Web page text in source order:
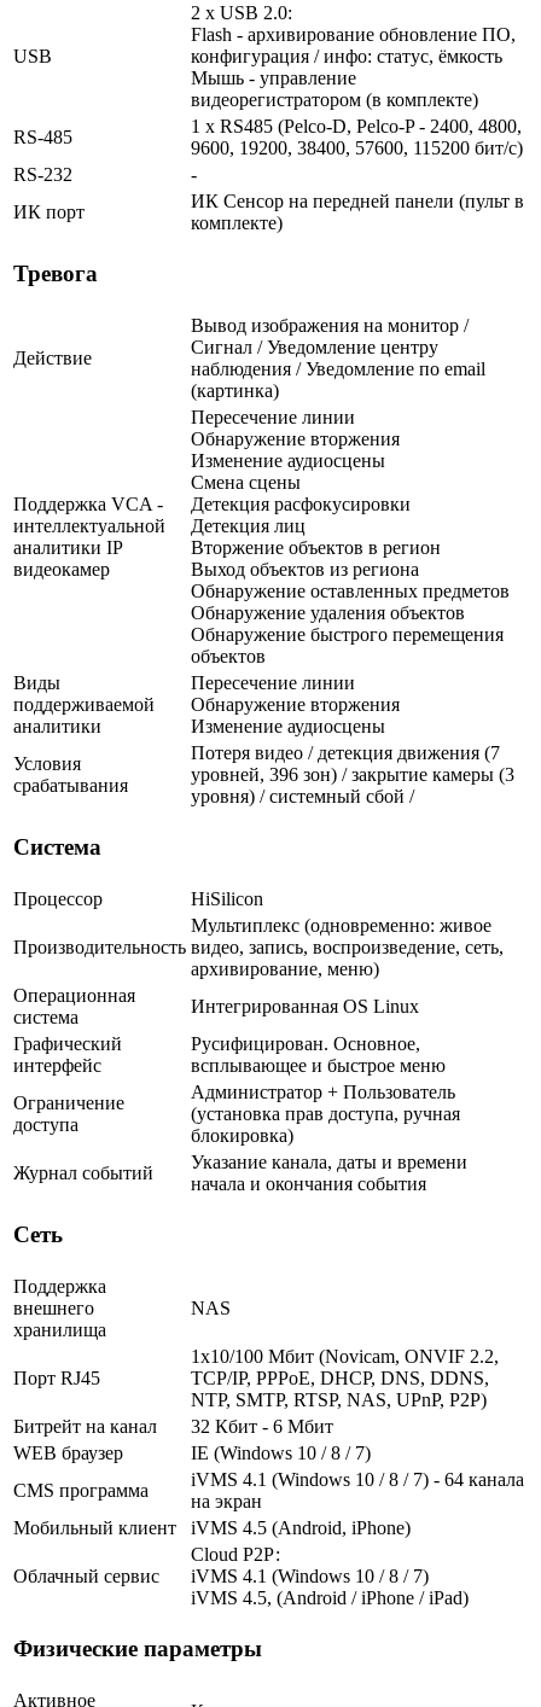
USB
2 x USB 2.0:
Flash - архивирование обновление ПО,
конфигурация / инфо: статус, ёмкость
Мышь - управление
видеорегистратором (в комплекте)
RS-485
1 x RS485 (Pelco-D, Pelco-P - 2400, 4800,
9600, 19200, 38400, 57600, 115200 бит/с)
RS-232
-
ИК порт
ИК Сенсор на передней панели (пульт в
комплекте)
Тревога
Действие
Вывод изображения на монитор /
Сигнал / Уведомление центру
наблюдения / Уведомление по email
(картинка)
Поддержка VCA -
интеллектуальной
аналитики IP
видеокамер
Пересечение линии
Обнаружение вторжения
Изменение аудиосцены
Смена сцены
Детекция расфокусировки
Детекция лиц
Вторжение объектов в регион
Выход объектов из региона
Обнаружение оставленных предметов
Обнаружение удаления объектов
Обнаружение быстрого перемещения
объектов
Виды
поддерживаемой
аналитики
Пересечение линии
Обнаружение вторжения
Изменение аудиосцены
Условия
срабатывания
Потеря видео / детекция движения (7
уровней, 396 зон) / закрытие камеры (3
уровня) / системный сбой /
Система
Процессор HiSilicon
Производительность
Мультиплекс (одновременно: живое
видео, запись, воспроизведение, сеть,
архивирование, меню)
Операционная
система
Интегрированная OS Linux
Графический
интерфейс
Русифицирован. Основное,
всплывающее и быстрое меню
Ограничение
доступа
Администратор + Пользователь
(установка прав доступа, ручная
блокировка)
Журнал событий
Указание канала, даты и времени
начала и окончания события
Сеть
Поддержка
внешнего
хранилища
NAS
Порт RJ45
1х10/100 Мбит (Novicam, ONVIF 2.2,
TCP/IP, PPPoE, DHCP, DNS, DDNS,
NTP, SMTP, RTSP, NAS, UPnP, P2P)
Битрейт на канал
32 Кбит - 6 Мбит
WEB браузер
IE (Windows 10 / 8 / 7)
CMS программа
iVMS 4.1 (Windows 10 / 8 / 7) - 64 канала
на экран
Мобильный клиент
iVMS 4.5 (Android, iPhone)
Облачный сервис
Cloud Р2Р:
iVMS 4.1 (Windows 10 / 8 / 7)
iVMS 4.5, (Android / iPhone / iPad)
Физические параметры
Активное